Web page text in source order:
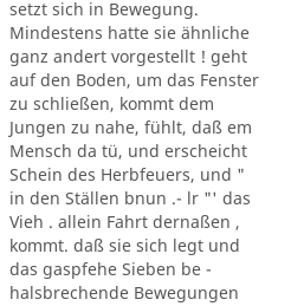
setzt sich in Bewegung.
Mindestens hatte sie ähnliche
ganz andert vorgestellt ! geht
auf den Boden, um das Fenster
zu schließen, kommt dem
Jungen zu nahe, fühlt, daß em
Mensch da tü, und erscheicht
Schein des Herbfeuers, und "
in den Ställen bnun .- lr "' das
Vieh . allein Fahrt dernaßen ,
kommt. daß sie sich legt und
das gaspfehe Sieben be -
halsbrechende Bewegungen